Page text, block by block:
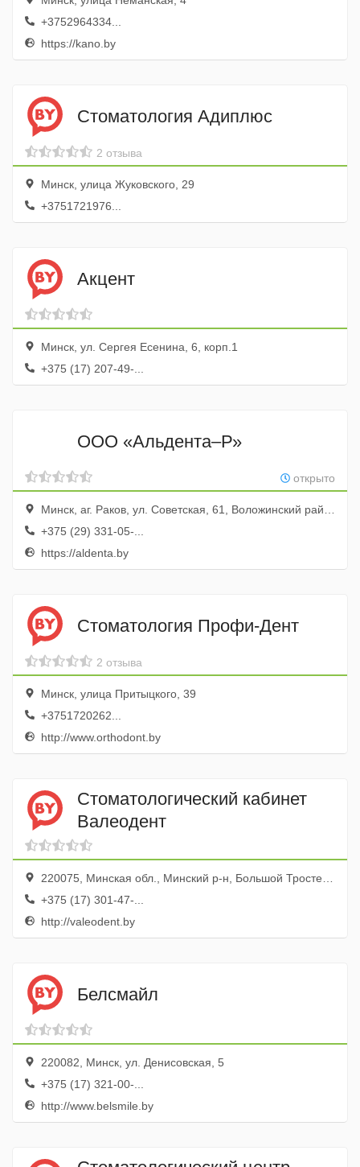
+3752964334...
https://kano.by
Стоматология Адиплюс
2 отзыва
Минск, улица Жуковского, 29
+3751721976...
Акцент
Минск, ул. Сергея Есенина, 6, корп.1
+375 (17) 207-49-...
ООО «Альдента–Р»
открыто
Минск, аг. Раков, ул. Советская, 61, Воложинский район, Минская область, Республика Беларусь.
+375 (29) 331-05-...
https://aldenta.by
Стоматология Профи-Дент
2 отзыва
Минск, улица Притыцкого, 39
+3751720262...
http://www.orthodont.by
Cтоматологический кабинет
Валеодент
220075, Минская обл., Минский р-н, Большой Тростенец дер., ул. Зелёная, 1а, пом. 10а
+375 (17) 301-47-...
http://valeodent.by
Белсмайл
220082, Минск, ул. Денисовская, 5
+375 (17) 321-00-...
http://www.belsmile.by